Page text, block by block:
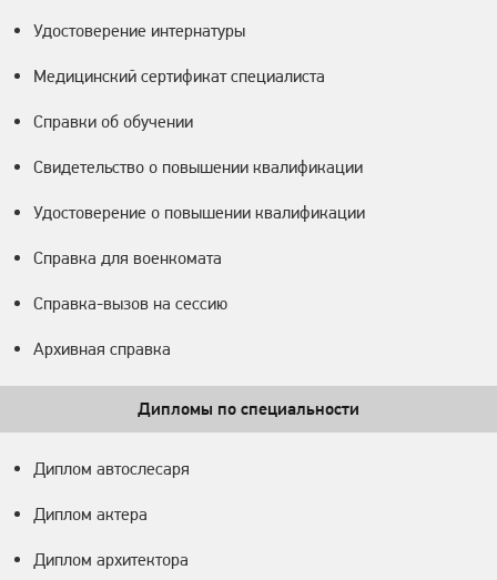
Удостоверение интернатуры
Медицинский сертификат специалиста
Справки об обучении
Свидетельство о повышении квалификации
Удостоверение о повышении квалификации
Справка для военкомата
Справка-вызов на сессию
Архивная справка
Дипломы по специальности
Диплом автослесаря
Диплом актера
Диплом архитектора